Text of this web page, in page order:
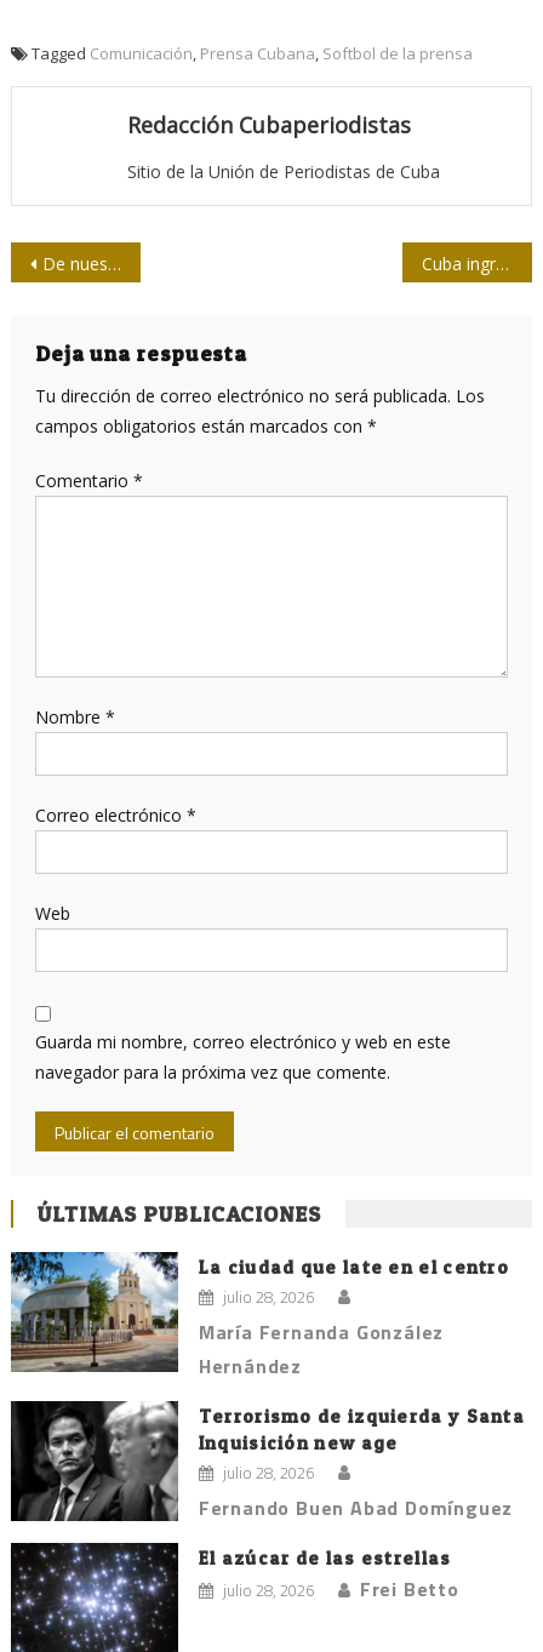
Tagged Comunicación, Prensa Cubana, Softbol de la prensa
Redacción Cubaperiodistas
Sitio de la Unión de Periodistas de Cuba
Navegación
entradas
De nuestra prensa / Conocer los riesgos… gestionar la seguridad informática Cuba ingresa a la Organización Internacional para las Migraciones
Deja una respuesta
Tu dirección de correo electrónico no será publicada. Los
campos obligatorios están marcados con *
Comentario *
Nombre *
Correo electrónico *
Web
Guarda mi nombre, correo electrónico y web en este
navegador para la próxima vez que comente.
ÚLTIMAS PUBLICACIONES
La ciudad que late en el centro
julio 28, 2026
María Fernanda González
Hernández
Terrorismo de izquierda y Santa
Inquisición new age
julio 28, 2026
Fernando Buen Abad Domínguez
El azúcar de las estrellas
julio 28, 2026 Frei Betto